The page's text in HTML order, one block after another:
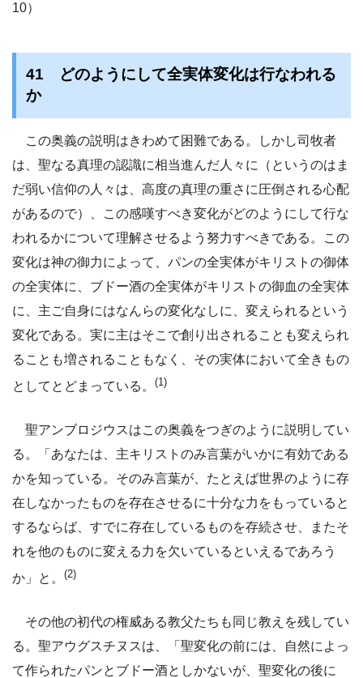
10）
41 どのようにして全実体変化は行なわれる
か
この奥義の説明はきわめて困難である。しかし司牧者
は、聖なる真理の認識に相当進んだ人々に（というのはま
だ弱い信仰の人々は、高度の真理の重さに圧倒される心配
があるので）、この感嘆すべき変化がどのようにして行な
われるかについて理解させるよう努力すべきである。この
変化は神の御力によって、パンの全実体がキリストの御体
の全実体に、ブドー酒の全実体がキリストの御血の全実体
に、主ご自身にはなんらの変化なしに、変えられるという
変化である。実に主はそこで創り出されることも変えられ
ることも増されることもなく、その実体において全きもの
としてとどまっている。 (1)
聖アンブロジウスはこの奥義をつぎのように説明してい
る。「あなたは、主キリストのみ言葉がいかに有効である
かを知っている。そのみ言葉が、たとえば世界のように存
在しなかったものを存在させるに十分な力をもっていると
するならば、すでに存在しているものを存続させ、またそ
れを他のものに変える力を欠いているといえるであろう
か」と。 (2)
その他の初代の権威ある教父たちも同じ教えを残してい
る。聖アウグスチヌスは、「聖変化の前には、自然によっ
て作られたパンとブドー酒としかないが、聖変化の後に